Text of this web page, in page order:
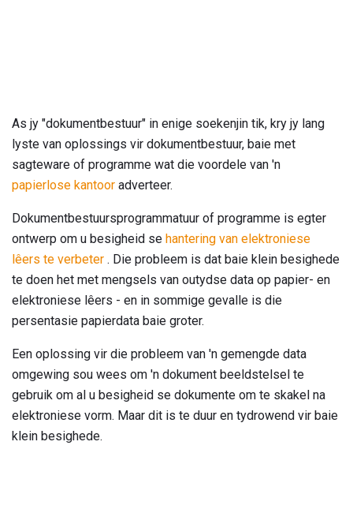
As jy "dokumentbestuur" in enige soekenjin tik, kry jy lang
lyste van oplossings vir dokumentbestuur, baie met
sagteware of programme wat die voordele van 'n
papierlose kantoor adverteer.
Dokumentbestuursprogrammatuur of programme is egter
ontwerp om u besigheid se hantering van elektroniese
lêers te verbeter . Die probleem is dat baie klein besighede
te doen het met mengsels van outydse data op papier- en
elektroniese lêers - en in sommige gevalle is die
persentasie papierdata baie groter.
Een oplossing vir die probleem van 'n gemengde data
omgewing sou wees om 'n dokument beeldstelsel te
gebruik om al u besigheid se dokumente om te skakel na
elektroniese vorm. Maar dit is te duur en tydrowend vir baie
klein besighede.